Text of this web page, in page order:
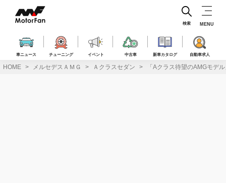
ス
車ニュース チューニング イベント 中古車 新車カタログ 自動車求人
検索 MENU
HOME メルセデスＡＭＧ Ａクラスセダン 「Aクラス待望のAMGモデ